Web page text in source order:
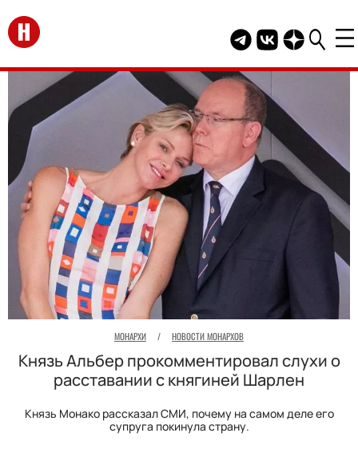
Перейти на главную
Telegram канал
Группа HELLO
Канал
МОНАРХИ / НОВОСТИ МОНАРХОВ
Князь Альбер прокомментировал слухи о
расставании с княгиней Шарлен
Князь Монако рассказал СМИ, почему на самом деле его
супруга покинула страну.